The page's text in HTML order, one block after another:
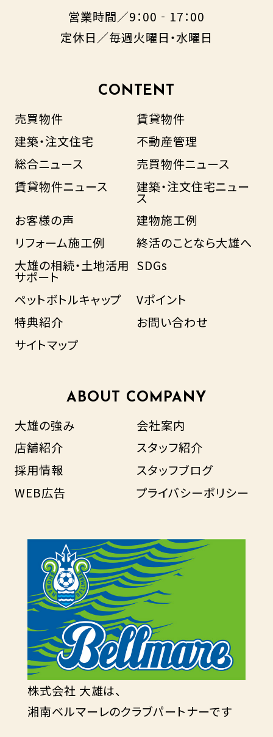
営業時間／9：00‐17：00
定休日／毎週火曜日・水曜日
CONTENT
売買物件
賃貸物件
建築・注文住宅
不動産管理
総合ニュース
売買物件ニュース
賃貸物件ニュース
建築・注文住宅ニュー
ス
お客様の声
建物施工例
リフォーム施工例
終活のことなら大雄へ
大雄の相続・土地活用
サポート
SDGs
ペットボトルキャップ
Vポイント
特典紹介
お問い合わせ
サイトマップ
ABOUT COMPANY
大雄の強み
会社案内
店舗紹介
スタッフ紹介
採用情報
スタッフブログ
WEB広告
プライバシーポリシー
株式会社 大雄は、
湘南ベルマーレのクラブパートナーです